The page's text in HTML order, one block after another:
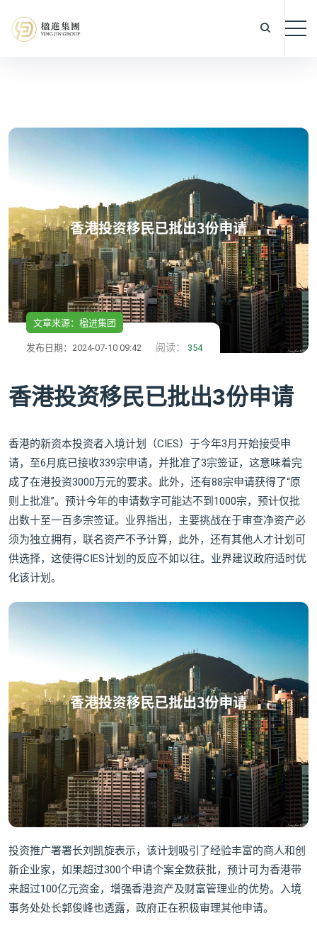
文章来源：楹进集团
发布日期：2024-07-10 09:42 阅读： 354
香港投资移民已批出3份申请
香港的新资本投资者入境计划（CIES）于今年3月开始接受申
请，至6月底已接收339宗申请，并批准了3宗签证，这意味着完
成了在港投资3000万元的要求。此外，还有88宗申请获得了“原
则上批准”。预计今年的申请数字可能达不到1000宗，预计仅批
出数十至一百多宗签证。业界指出，主要挑战在于审查净资产必
须为独立拥有，联名资产不予计算，此外，还有其他人才计划可
供选择，这使得CIES计划的反应不如以往。业界建议政府适时优
化该计划。
投资推广署署长刘凯旋表示，该计划吸引了经验丰富的商人和创
新企业家，如果超过300个申请个案全数获批，预计可为香港带
来超过100亿元资金，增强香港资产及财富管理业的优势。入境
事务处处长郭俊峰也透露，政府正在积极审理其他申请。